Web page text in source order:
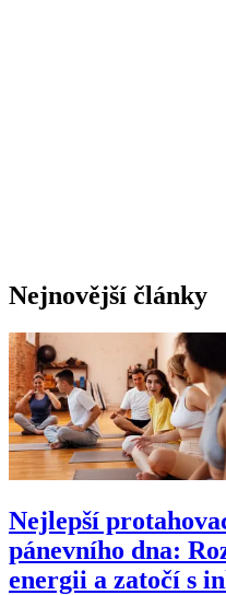
Nejnovější články
Nejlepší
pánevního dna:
energii a zatočí s